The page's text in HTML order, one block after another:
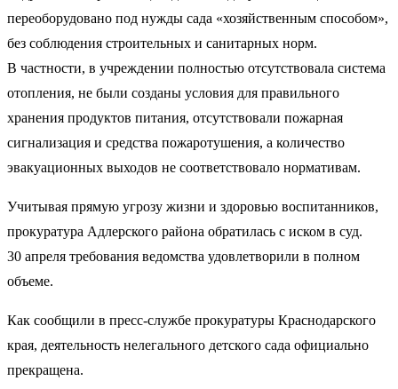
переоборудовано под нужды сада «хозяйственным способом»,
без соблюдения строительных и санитарных норм.
В частности, в учреждении полностью отсутствовала система
отопления, не были созданы условия для правильного
хранения продуктов питания, отсутствовали пожарная
сигнализация и средства пожаротушения, а количество
эвакуационных выходов не соответствовало нормативам.
Учитывая прямую угрозу жизни и здоровью воспитанников,
прокуратура Адлерского района обратилась с иском в суд.
30 апреля требования ведомства удовлетворили в полном
объеме.
Как сообщили в пресс-службе прокуратуры Краснодарского
края, деятельность нелегального детского сада официально
прекращена.